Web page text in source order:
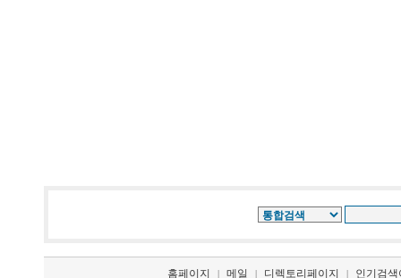
홈페이지 | 메일 | 디렉토리페이지 | 인기검색